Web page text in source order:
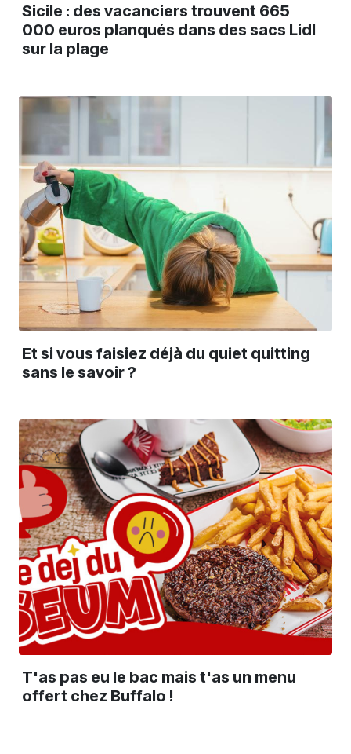
Sicile : des vacanciers trouvent 665
000 euros planqués dans des sacs Lidl
sur la plage
Et si vous faisiez déjà du quiet quitting
sans le savoir ?
T'as pas eu le bac mais t'as un menu
offert chez Buffalo !